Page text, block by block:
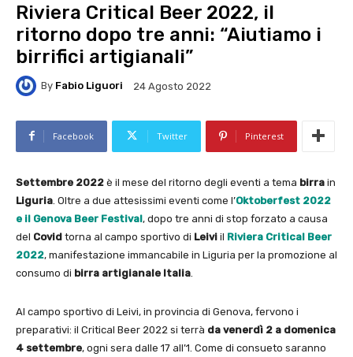
Riviera Critical Beer 2022, il
ritorno dopo tre anni: “Aiutiamo i
birrifici artigianali”
By Fabio Liguori 24 Agosto 2022
Facebook Twitter Pinterest
Settembre 2022 è il mese del ritorno degli eventi a tema birra in
Liguria . Oltre a due attesissimi eventi come l’Oktoberfest 2022
e il Genova Beer Festival, dopo tre anni di stop forzato a causa
del Covid torna al campo sportivo di Leivi il Riviera Critical Beer
2022, manifestazione immancabile in Liguria per la promozione al
consumo di birra artigianale Italia
Al campo sportivo di Leivi, in provincia di Genova, fervono i
preparativi: il Critical Beer 2022 si terrà da venerdì 2 a domenica
4 settembre, ogni sera dalle 17 all’1. Come di consueto saranno